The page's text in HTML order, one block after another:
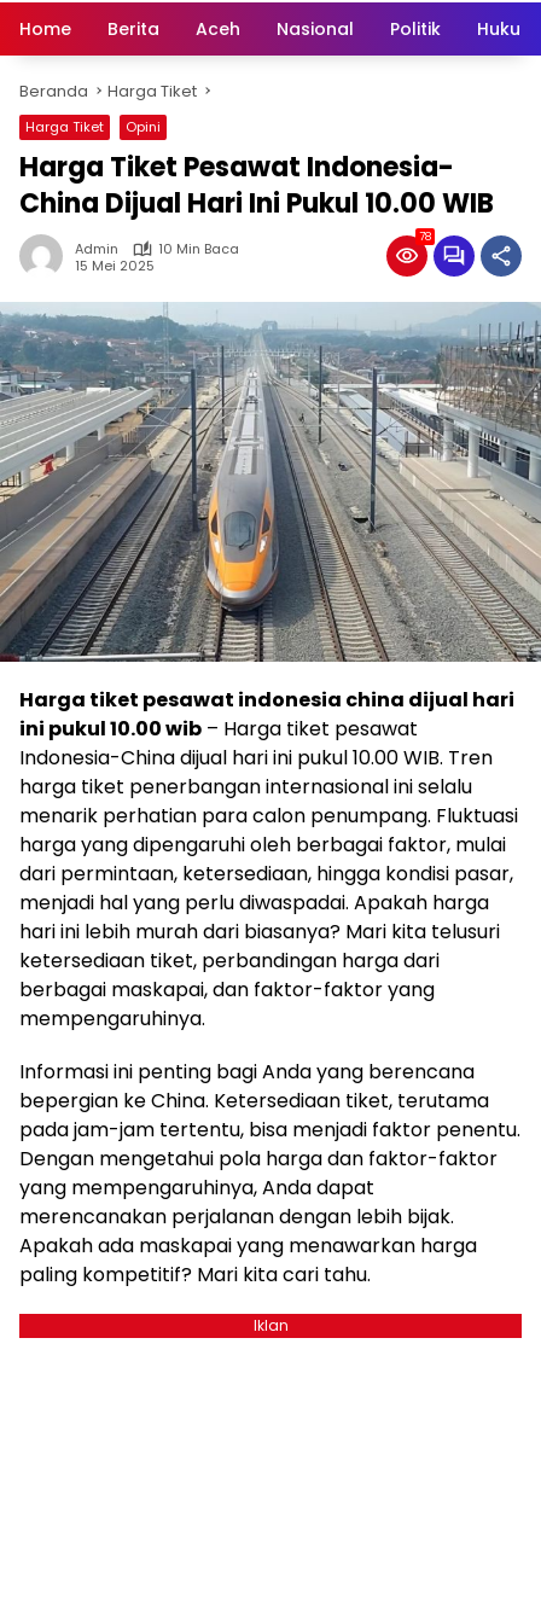
Home Berita Aceh Nasional Politik
Beranda Harga Tiket
Harga Tiket Opini
Harga Tiket Pesawat Indonesia-
China Dijual Hari Ini Pukul 10.00 WIB
Admin
10 Min Baca
15 Mei 2025
78
Harga tiket pesawat indonesia china dijual hari
ini pukul 10.00 wib – Harga tiket pesawat
Indonesia-China dijual hari ini pukul 10.00 WIB. Tren
harga tiket penerbangan internasional ini selalu
menarik perhatian para calon penumpang. Fluktuasi
harga yang dipengaruhi oleh berbagai faktor, mulai
dari permintaan, ketersediaan, hingga kondisi pasar,
menjadi hal yang perlu diwaspadai. Apakah harga
hari ini lebih murah dari biasanya? Mari kita telusuri
ketersediaan tiket, perbandingan harga dari
berbagai maskapai, dan faktor-faktor yang
mempengaruhinya.
Informasi ini penting bagi Anda yang berencana
bepergian ke China. Ketersediaan tiket, terutama
pada jam-jam tertentu, bisa menjadi faktor penentu.
Dengan mengetahui pola harga dan faktor-faktor
yang mempengaruhinya, Anda dapat
merencanakan perjalanan dengan lebih bijak.
Apakah ada maskapai yang menawarkan harga
paling kompetitif? Mari kita cari tahu.
Iklan